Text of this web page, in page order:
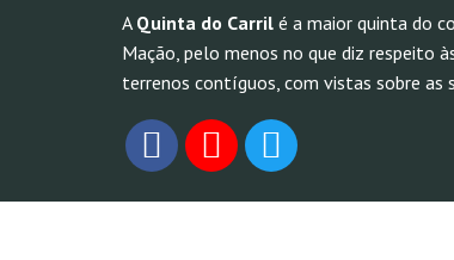
A Quinta do Carril é a maior quinta do
Mação, pelo menos no que diz respeito
terrenos contíguos, com vistas sobre as